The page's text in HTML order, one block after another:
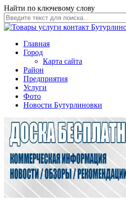
Найти по ключевому слову
Главная
Город
Карта сайта
Район
Предприятия
Услуги
Фото
Новости Бутурлиновки